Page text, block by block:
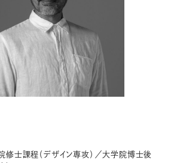
修士課程（デザイン専攻）／大学院博士後